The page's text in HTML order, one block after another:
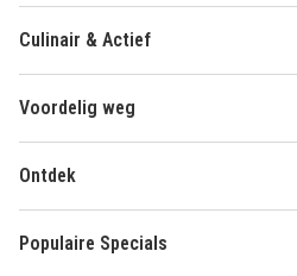
Culinair & Actief
Voordelig weg
Ontdek
Populaire Specials